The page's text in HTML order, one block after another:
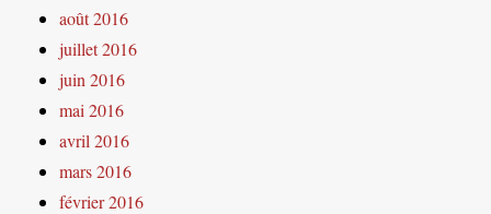
août 2016
juillet 2016
juin 2016
mai 2016
avril 2016
mars 2016
février 2016